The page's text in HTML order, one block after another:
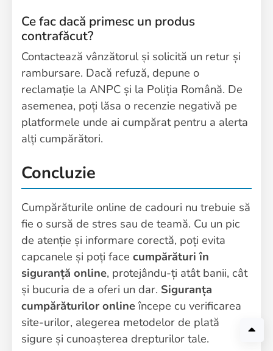
Ce fac dacă primesc un produs
contrafăcut?
Contactează vânzătorul și solicită un retur și
rambursare. Dacă refuză, depune o
reclamație la ANPC și la Poliția Română. De
asemenea, poți lăsa o recenzie negativă pe
platformele unde ai cumpărat pentru a alerta
alți cumpărători.
Concluzie
Cumpărăturile online de cadouri nu trebuie să
fie o sursă de stres sau de teamă. Cu un pic
de atenție și informare corectă, poți evita
capcanele și poți face cumpărături în
siguranță online, protejându-ți atât banii, cât
și bucuria de a oferi un dar. Siguranța
cumpărăturilor onlineîncepe cu verificarea
site-urilor, alegerea metodelor de plată
sigure și cunoașterea drepturilor tale.